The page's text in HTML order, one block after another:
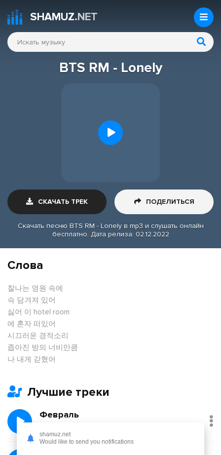
SHAMUZ.NET
BTS RM - Lonely
СКАЧАТЬ ТРЕК ПОДЕЛИТЬСЯ
Скачать песню BTS RM - Lonely в mp3 и слушать онлайн
бесплатно. Дата релиза: 02.12.2022
Слова
찰나는 영원 속에
슥 담겨져 있어
싫어 이 hotel room
에 혼자 떠있어
시끄러운 경적소리
좁아진 방의 너비만큼
나 내게 갇혔어
Лучшие треки
Февраль
shamuz.net
Would like to send you notifications